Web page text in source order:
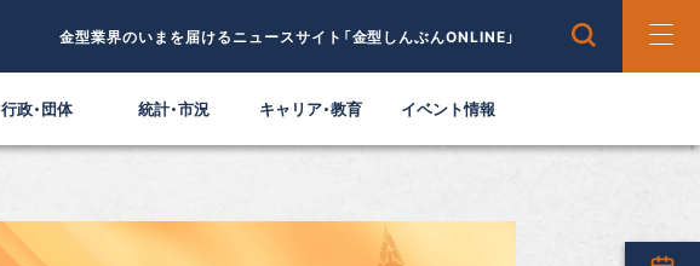
金型業界のいまを届けるニュースサイト「金型しんぶんONLINE」
行政・団体 統計・市況 キャリア・教育 イベント情報